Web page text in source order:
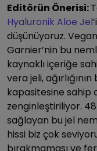
Editörün Önerisi:
Hyaluronik Aloe Jel
düşünüyoruz.
Garnier’nin bu
kaynaklı içeriğe
vera jeli,
kapasitesine sahip
zenginleştiriliyor.
sağlayan bu jel
hissi biz çok
bırakmaması ve